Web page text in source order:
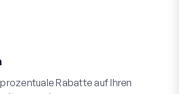
Rabatte auf Ihren